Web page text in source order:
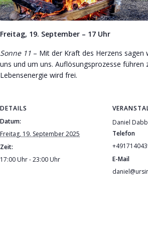
Freitag, 19. September – 17 Uhr
Sonne 11 – Mit der Kraft des Herzens sagen
uns und um uns. Auflösungsprozesse führen
Lebensenergie wird frei.
DETAILS
Datum:
Freitag, 19. September 2025
Zeit:
17:00 Uhr - 23:00 Uhr
Daniel
Telefon
E-Mail